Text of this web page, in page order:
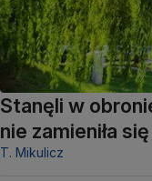
Stanęli w
nie zamieniła
T. Mikulicz